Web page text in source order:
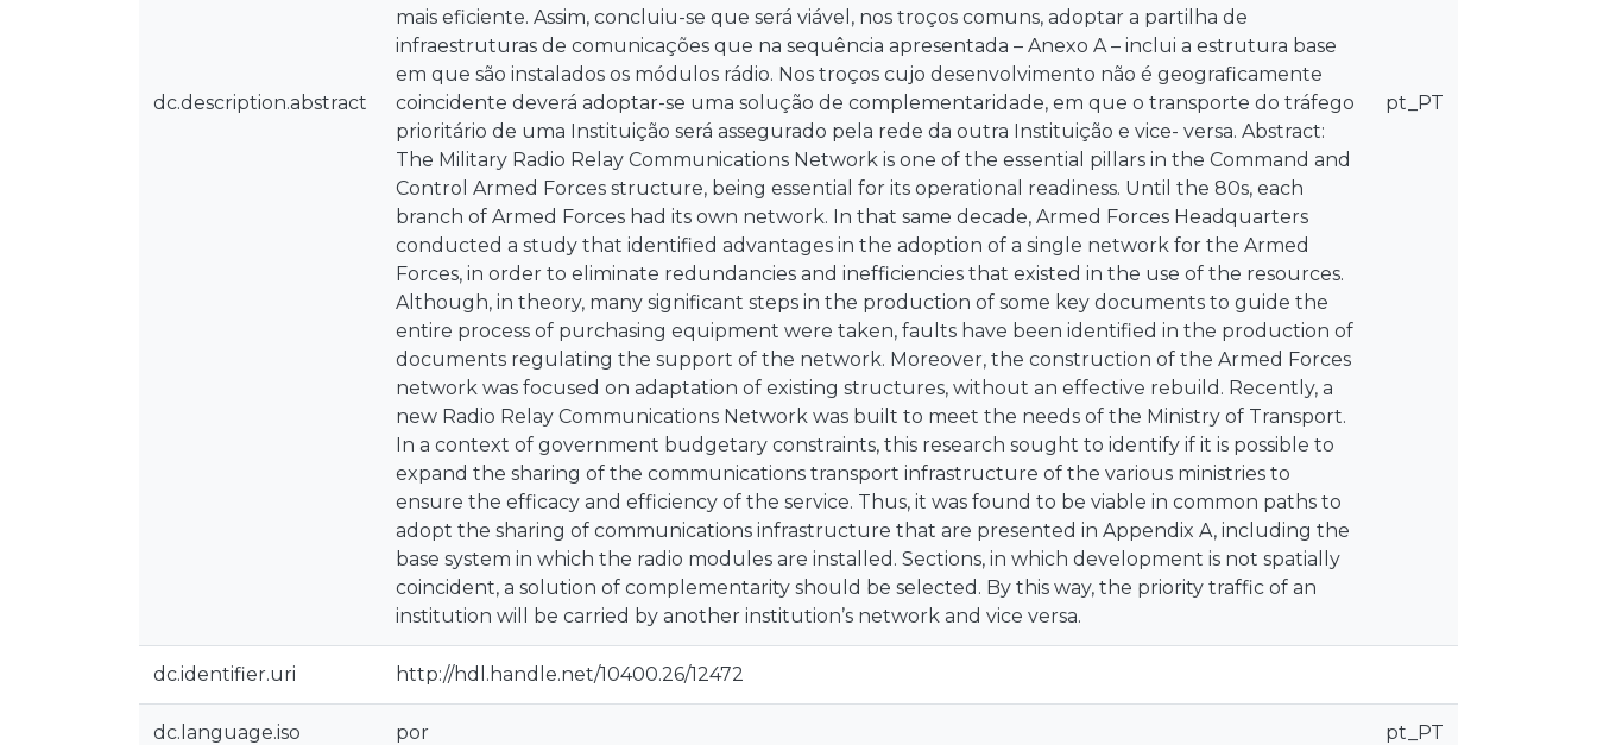
dc.description.abstract
mais eficiente. Assim, concluiu-se que será viável, nos troços comuns, adoptar a partilha de
infraestruturas de comunicações que na sequência apresentada – Anexo A – inclui a estrutura base
em que são instalados os módulos rádio. Nos troços cujo desenvolvimento não é geograficamente
coincidente deverá adoptar-se uma solução de complementaridade, em que o transporte do tráfego
prioritário de uma Instituição será assegurado pela rede da outra Instituição e vice- versa. Abstract:
The Military Radio Relay Communications Network is one of the essential pillars in the Command and
Control Armed Forces structure, being essential for its operational readiness. Until the 80s, each
branch of Armed Forces had its own network. In that same decade, Armed Forces Headquarters
conducted a study that identified advantages in the adoption of a single network for the Armed
Forces, in order to eliminate redundancies and inefficiencies that existed in the use of the resources.
Although, in theory, many significant steps in the production of some key documents to guide the
entire process of purchasing equipment were taken, faults have been identified in the production of
documents regulating the support of the network. Moreover, the construction of the Armed Forces
network was focused on adaptation of existing structures, without an effective rebuild. Recently, a
new Radio Relay Communications Network was built to meet the needs of the Ministry of Transport.
In a context of government budgetary constraints, this research sought to identify if it is possible to
expand the sharing of the communications transport infrastructure of the various ministries to
ensure the efficacy and efficiency of the service. Thus, it was found to be viable in common paths to
adopt the sharing of communications infrastructure that are presented in Appendix A, including the
base system in which the radio modules are installed. Sections, in which development is not spatially
coincident, a solution of complementarity should be selected. By this way, the priority traffic of an
institution will be carried by another institution’s network and vice versa.
pt_PT
dc.identifier.uri http://hdl.handle.net/10400.26/12472
dc.language.iso por pt_PT